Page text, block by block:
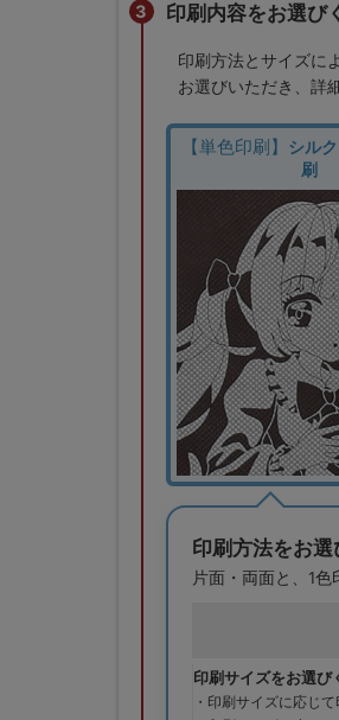
印刷内容をお選び
印刷方法とサイズに
お選びいただき、詳
【単色印刷】
シル
刷
印刷方法をお
片面・両面と、1色
印刷サイズをお選び
・印刷サイズに応じ